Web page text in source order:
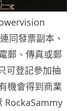
同發票副本、
郵、傳真或郵
可登記參加抽
機會得到商業
RockaSammy